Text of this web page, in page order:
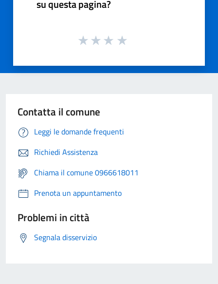
su questa pagina?
Contatta il comune
Leggi le domande frequenti
Richiedi Assistenza
Chiama il comune 0966618011
Prenota un appuntamento
Problemi in città
Segnala disservizio